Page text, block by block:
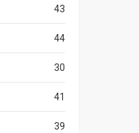
43
44
30
41
39